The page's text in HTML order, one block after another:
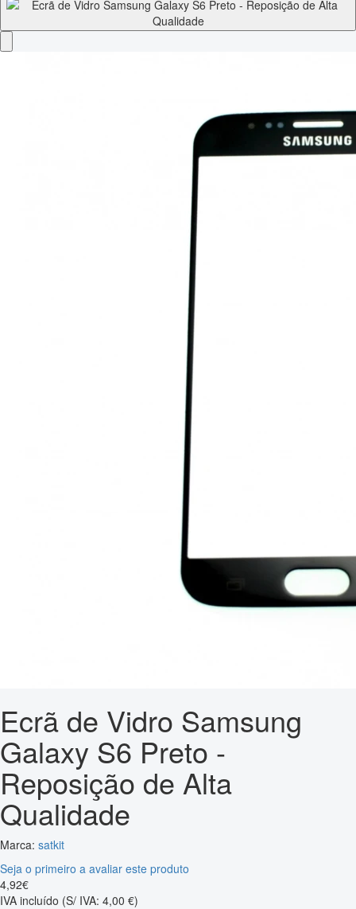
Ecrã de Vidro Samsung
Galaxy S6 Preto -
Reposição de Alta
Qualidade
Marca: satkit
Seja o primeiro a avaliar este produto
4,92€
IVA incluído (S/ IVA: 4,00 €)